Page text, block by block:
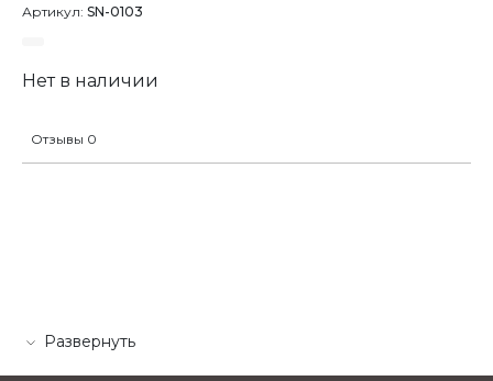
Артикул: SN-0103
Нет в наличии
Отзывы 0
Развернуть